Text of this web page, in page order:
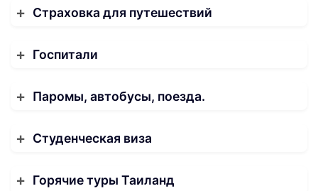
Страховка для путешествий
Госпитали
Паромы, автобусы, поезда.
Студенческая виза
Горячие туры Таиланд